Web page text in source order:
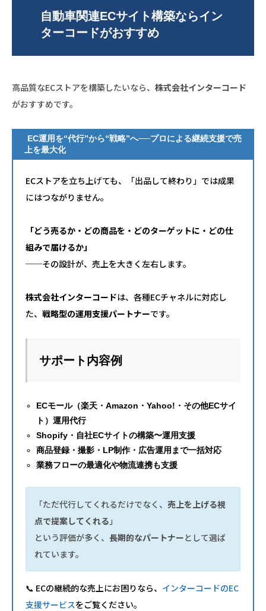
自動車関連ECサイト構築ならイン
ターコードがおすすめ
高品質なECストアを構築したいなら、 株式会社インターコード
がおすすめです。
EC運用を“代行”から“戦略”へ──プロによる継続支援で売
上を最大化
ECストアを立ち上げても、「出品して終わり」では成果
にはつながりません。
「どう売るか・どの商品を・どのターゲットに・どの仕
組みで届けるか」
──その設計が、売上を大きく左右します。
株式会社インターコードは、各種ECチャネルに対応し
た、 戦略型の運用支援パートナーです。
サポート内容例
ECモール（楽天・Amazon・Yahoo!・その他ECサイ
ト）運用代行
Shopify・自社ECサイトの構築〜運用支援
商品登録・撮影・LP制作・広告運用まで一括対応
業務フローの最適化や物流連携も支援
「ただ代行してくれるだけでなく、 売上を上げる視
点で提案してくれる」
という評価が多く、 長期的なパートナーとして選ば
れています。
📞 ECの継続的な売上にお困りなら、 インターコードのEC
支援サービスをご覧ください。